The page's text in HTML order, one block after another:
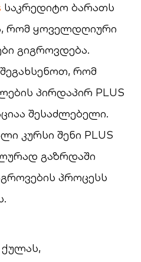
საკრედიტო ბარათს
რომ ყოველდღიური
გიგროვდება.
რომ
პირდაპირ PLUS
შესაძლებელი.
კურსი შენი PLUS
გაზრდაში
პროცესს
ქულას,